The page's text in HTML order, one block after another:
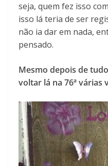
seja, quem fez isso
isso lá teria de ser
não ia dar em nada,
pensado.
Mesmo depois de
voltar lá na 76ª várias